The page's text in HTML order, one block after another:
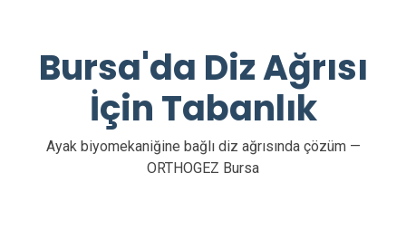
Bursa'da Diz Ağrısı
İçin Tabanlık
Ayak biyomekaniğine bağlı diz ağrısında çözüm —
ORTHOGEZ Bursa